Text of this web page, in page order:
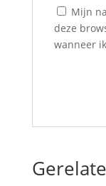
Mijn
deze
wanneer